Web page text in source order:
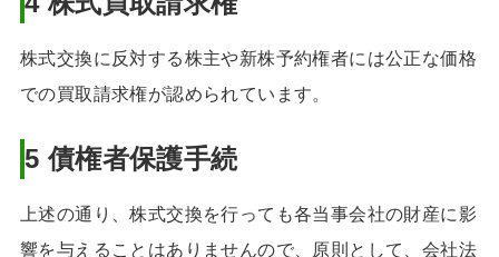
株式交換に反対する株主や新株予約権者には公正な価格
での買取請求権が認められています。
5 債権者保護手続
上述の通り、株式交換を行っても各当事会社の財産に影
響を与えることはありませんので、原則として、会社法